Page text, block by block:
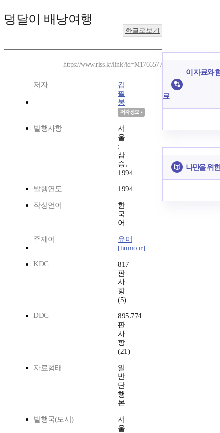
덩달이 배낭여행
한글로보기
https://www.riss.kr/link?id=M1766577
저자
김
필
봉
발행사항
서
울
:
삼
승,
1994
발행연도 1994
작성언어
한
국
어
주제어
유머
[humour]
KDC
817
판
사
항
(5)
DDC
895.774
판
사
항
(21)
자료형태
일
반
단
행
본
발행국(도시)
서
울
이 자료와
료
나만을 위